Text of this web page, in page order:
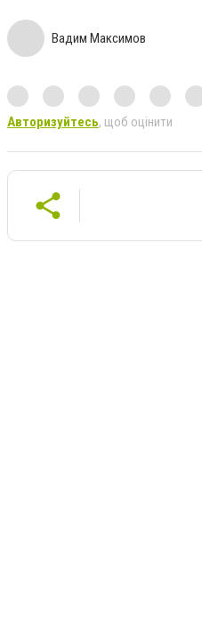
Вадим Максимов
Авторизуйтесь, щоб оцінити